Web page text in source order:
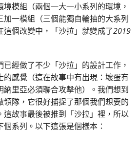
模組（兩個一大一小系列的環境，
加一模組（三個能獨自輪抽的大系列
這個改變中，「沙拉」就變成了2019
經做了不少「沙拉」的設計工作，
的感覺（這在故事中有出現：壞蛋有
納里亞必須聯合攻擊他）。我們想到
領隊，它很好捕捉了那個我們想要的
這故事最後被推到「沙拉」裡，所以
系列。以下這張是個樣本：